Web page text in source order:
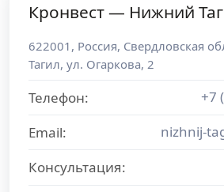
Кронвест — Нижний
622001 , Россия, Свердловская
Тагил, ул. Огаркова, 2
Телефон:
+7
Email:
nizhnij-
Консультация: